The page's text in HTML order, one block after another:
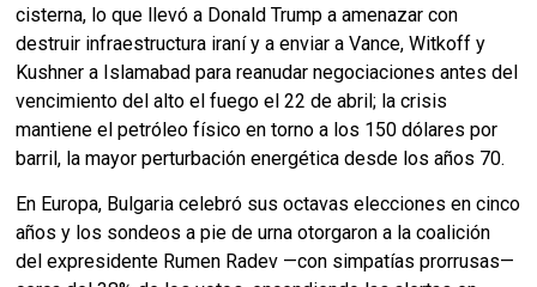
cisterna, lo que llevó a Donald Trump a amenazar con
destruir infraestructura iraní y a enviar a Vance, Witkoff y
Kushner a Islamabad para reanudar negociaciones antes del
vencimiento del alto el fuego el 22 de abril; la crisis
mantiene el petróleo físico en torno a los 150 dólares por
barril, la mayor perturbación energética desde los años 70.
En Europa, Bulgaria celebró sus octavas elecciones en cinco
años y los sondeos a pie de urna otorgaron a la coalición
del expresidente Rumen Radev —con simpatías prorrusas—